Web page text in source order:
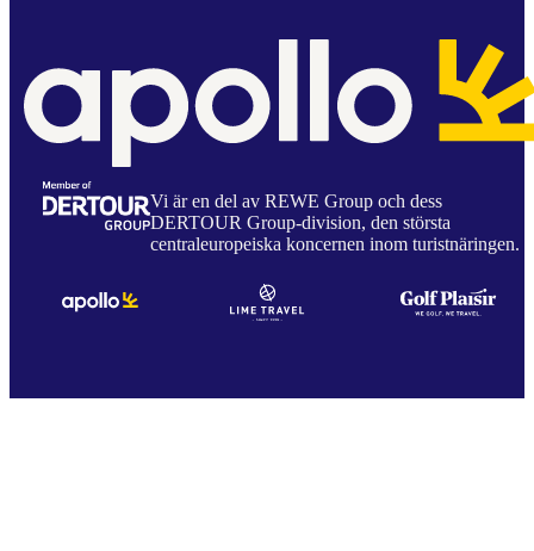
Vi är en del av REWE Group och dess
DERTOUR Group-division, den största
centraleuropeiska koncernen inom turistnäringen.